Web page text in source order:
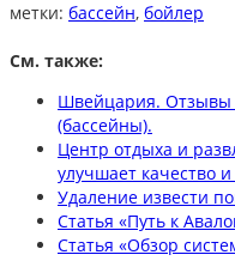
метки: бассейн, бойлер
См. также:
Швейцария. Отзывы
(бассейны).
Центр отдыха и
улучшает качество
Удаление извести
Статья «Путь к
Статья «Обзор